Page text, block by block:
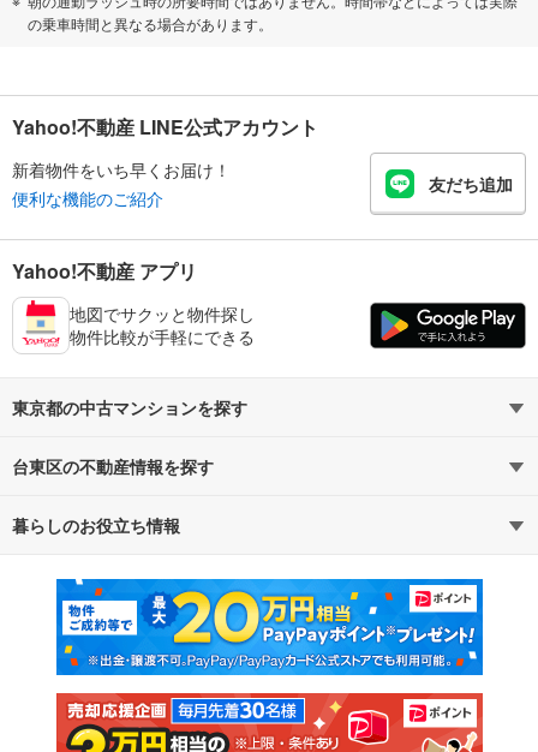
の乗車時間と異なる場合があります。
Yahoo!不動産 LINE公式アカウント
新着物件をいち早くお届け！
便利な機能のご紹介
友だち追加
Yahoo!不動産 アプリ
地図でサクッと物件探し
物件比較が手軽にできる
東京都の中古マンションを探す
路線・駅から探す
通勤・通学時間から探す
台東区の不動産情報を探す
不動産・住宅
新築マンション 中古マンション
新築一戸建て 中古一戸建て
注文住宅 土地
暮らしのお役立ち情報
マンションカタログ 教えて！住まいの先生